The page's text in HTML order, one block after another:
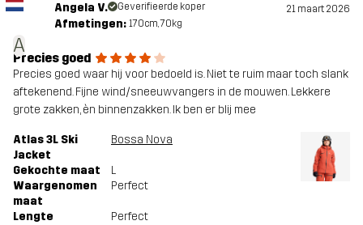
A
Angela V. Geverifieerde koper 21 maart 2026
Afmetingen: 170cm, 70kg
Precies goed
Precies goed waar hij voor bedoeld is. Niet te ruim maar toch slank
aftekenend. Fijne wind/sneeuwvangers in de mouwen. Lekkere
grote zakken, èn binnenzakken. Ik ben er blij mee
Atlas 3L Ski
Jacket
Bossa Nova
Gekochte maat
L
Waargenomen
maat
Perfect
Lengte Perfect